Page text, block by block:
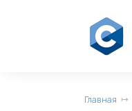
Главная